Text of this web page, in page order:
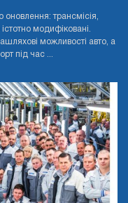
оновлення: трансмісія,
модифіковані.
можливості авто, а
під час ...